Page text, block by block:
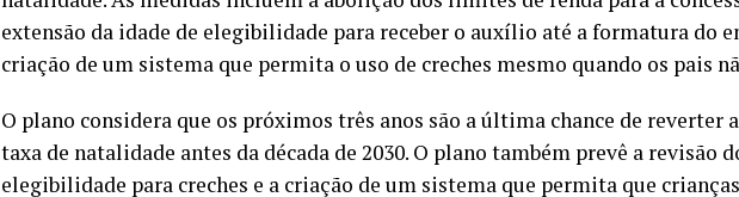
extensão da idade de elegibilidade para receber o auxílio até a formatura do
criação de um sistema que permita o uso de creches mesmo quando os pais
O plano considera que os próximos três anos são a última chance de reverter
taxa de natalidade antes da década de 2030. O plano também prevê a revisão
elegibilidade para creches e a criação de um sistema que permita que